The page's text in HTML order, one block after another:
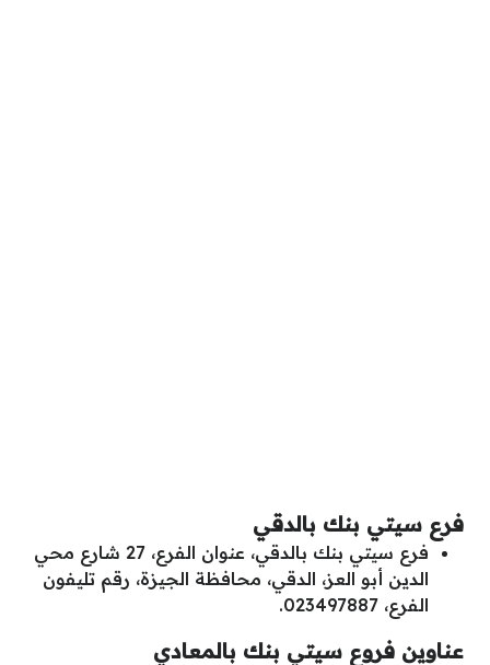
فرع سيتي بنك بالدقي
فرع سيتي بنك بالدقي، عنوان الفرع، 27 شارع محي
الدين أبو العز، الدقي، محافظة الجيزة، رقم تليفون
الفرع، 023497887.
عناوين فروع سيتي بنك بالمعادي